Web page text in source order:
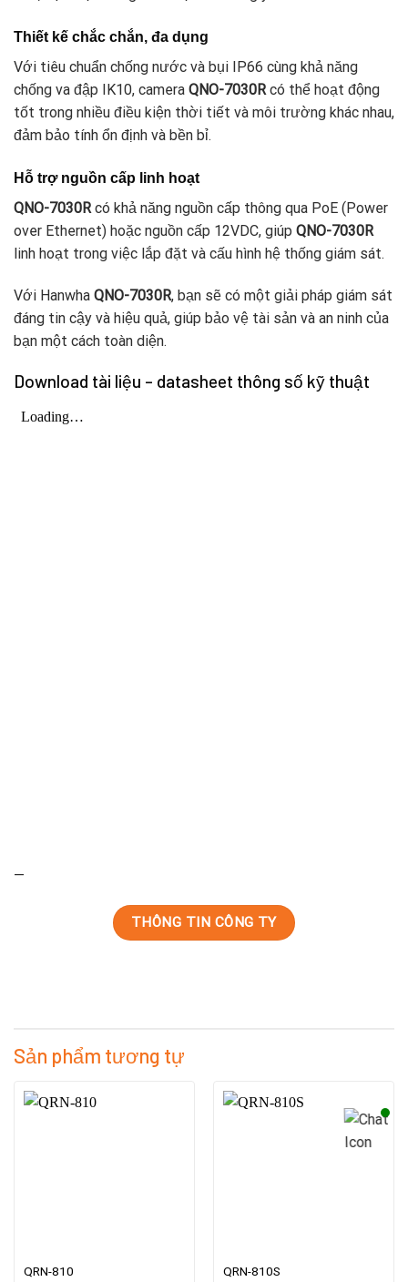
Thiết kế chắc chắn, đa dụng
Với tiêu chuẩn chống nước và bụi IP66 cùng khả năng
chống va đập IK10, camera QNO-7030Rcó thể hoạt động
tốt trong nhiều điều kiện thời tiết và môi trường khác nhau,
đảm bảo tính ổn định và bền bỉ.
Hỗ trợ nguồn cấp linh hoạt
QNO-7030R có khả năng nguồn cấp thông qua PoE (Power
over Ethernet) hoặc nguồn cấp 12VDC, giúp QNO-7030R
linh hoạt trong việc lắp đặt và cấu hình hệ thống giám sát.
Với Hanwha QNO-7030R, bạn sẽ có một giải pháp giám sát
đáng tin cậy và hiệu quả, giúp bảo vệ tài sản và an ninh của
bạn một cách toàn diện.
Download tài liệu – datasheet thông số kỹ thuật
—
THÔNG TIN CÔNG TY
Sản phẩm tương tự
QRN-810 QRN-810S